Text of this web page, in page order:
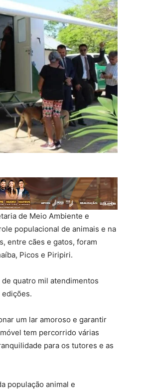
de Meio Ambiente e
populacional de animais e na
entre cães e gatos, foram
Picos e Piripiri.
quatro mil atendimentos
um lar amoroso e garantir
tem percorrido várias
para os tutores e as
população animal e